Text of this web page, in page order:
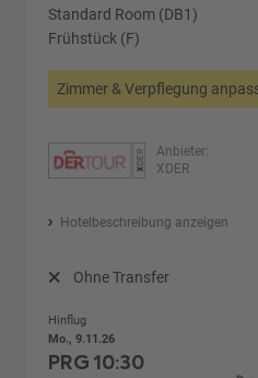
Standard Room (DB1)
Frühstück (F)
Zimmer & Verpflegung
Anbieter:
XDER
Hotelbeschreibung anzeigen
Ohne Transfer
Hinflug
Mo., 9.11.26
PRG10:30